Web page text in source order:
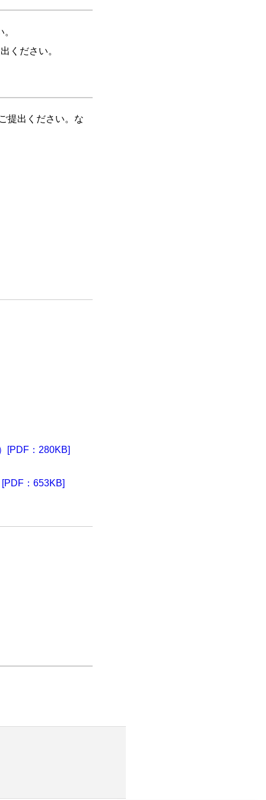
ください。
提出ください。な
[PDF：280KB]
：653KB]